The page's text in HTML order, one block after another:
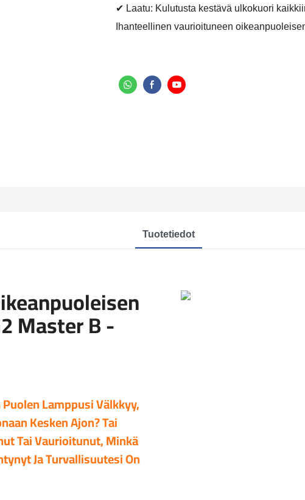
✔ Laatu: Kulutusta kestävä ulkokuori
Ihanteellinen vaurioituneen
Tuotetiedot
Master B -
Lamppusi Välkkyy,
Kesken Ajon? Tai
Tai Vaurioitunut, Minkä
Ja Turvallisuutesi On